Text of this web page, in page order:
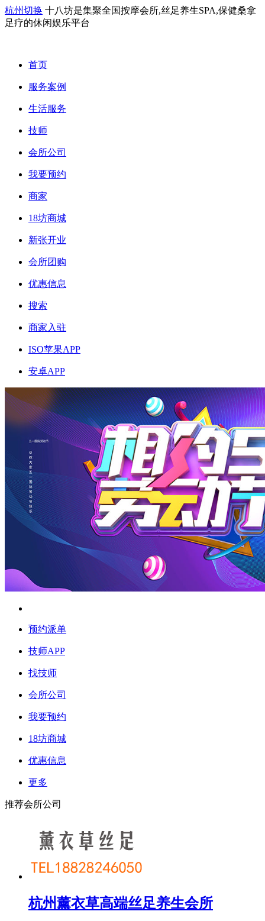
杭州切换 十八坊是集聚全国按摩会所,丝足养生SPA,保健桑拿
足疗的休闲娱乐平台
首页
服务案例
生活服务
技师
会所公司
我要预约
商家
18坊商城
新张开业
会所团购
优惠信息
搜索
商家入驻
ISO苹果APP
安卓APP
预约派单
技师APP
找技师
会所公司
我要预约
18坊商城
优惠信息
更多
推荐会所公司
杭州薰衣草高端丝足养生会所